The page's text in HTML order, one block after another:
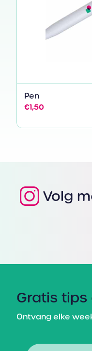
Pen
€1,50
Volg
Gratis
Ontvang elke